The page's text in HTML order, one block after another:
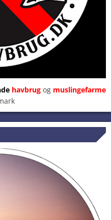
havbrugog muslingefarme